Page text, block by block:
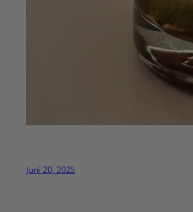
Juni 20, 2025